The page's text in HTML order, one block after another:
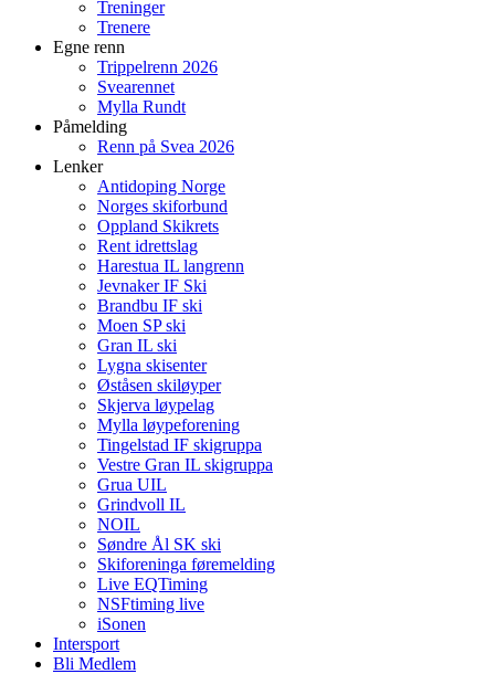
Treninger
Trenere
Egne renn
Trippelrenn 2026
Svearennet
Mylla Rundt
Påmelding
Renn på Svea 2026
Lenker
Antidoping Norge
Norges skiforbund
Oppland Skikrets
Rent idrettslag
Harestua IL langrenn
Jevnaker IF Ski
Brandbu IF ski
Moen SP ski
Gran IL ski
Lygna skisenter
Øståsen skiløyper
Skjerva løypelag
Mylla løypeforening
Tingelstad IF skigruppa
Vestre Gran IL skigruppa
Grua UIL
Grindvoll IL
NOIL
Søndre Ål SK ski
Skiforeninga føremelding
Live EQTiming
NSFtiming live
iSonen
Intersport
Bli Medlem